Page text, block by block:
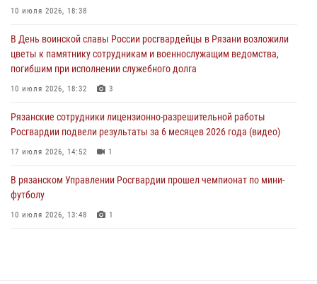
29 июля 2026, 15:49
Рязанским росгвардейцам провели лекции о Крещении Руси
28 июля 2026, 09:22 1
При силовой поддержке ОМОН житель Касимовского округа лишён
законодательства
27 июля 2026, 15:26
10 июля 2026, 18:38
В День воинской славы России росгвардейцы в Рязани возложили
цветы к памятнику сотрудникам и военнослужащим ведомства,
погибшим при исполнении служебного долга
10 июля 2026, 18:32 3
Рязанские сотрудники лицензионно-разрешительной работы
Росгвардии подвели результаты за 6 месяцев 2026 года (видео)
17 июля 2026, 14:52 1
В рязанском Управлении Росгвардии прошел чемпионат по мини-
футболу
10 июля 2026, 13:48 1